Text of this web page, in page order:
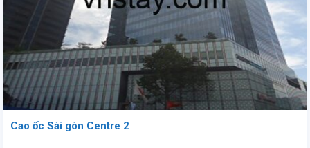
Cao ốc Sài gòn Centre 2